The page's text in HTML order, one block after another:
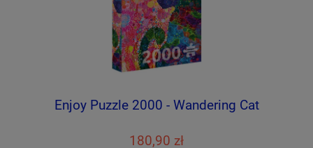
Enjoy Puzzle 2000 - Wandering Cat
180,90 zł